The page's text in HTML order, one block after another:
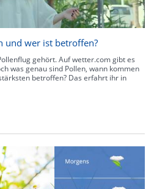
und wer ist betroffen?
gehört. Auf wetter.com gibt es
was genau sind Pollen, wann kommen
betroffen? Das erfahrt ihr in